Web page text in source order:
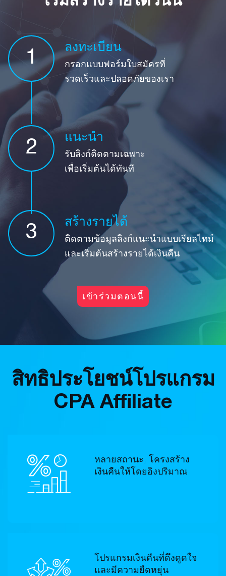
1
ลงทะเบียน
กรอกแบบฟอร์มใบสมัครที่
รวดเร็วและปลอดภัยของเรา
2
แนะนำ
รับลิงก์ติดตามเฉพาะ
เพื่อเริ่มต้นได้ทันที
3
สร้างรายได้
ติดตามข้อมูลลิงก์แนะนำแบบเรียลไทม์
และเริ่มต้นสร้างรายได้เงินคืน
เข้าร่วมตอนนี้
สิทธิประโยชน์โปรแกรม
CPA Affiliate
หลายสถานะ, โครงสร้าง
เงินคืนให้โดยอิงปริมาณ
โปรแกรมเงินคืนที่ดึงดูดใจ
และมีความยืดหยุ่น